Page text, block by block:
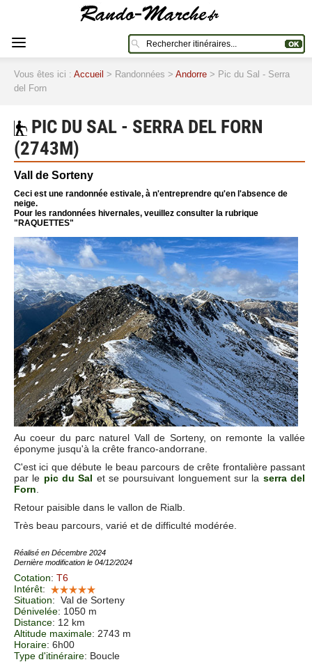
Vous êtes ici : Accueil > Randonnées > Andorre > Pic du Sal - Serra
del Forn
PIC DU SAL - SERRA DEL FORN
(2743M)
Vall de Sorteny
Ceci est une randonnée estivale, à n'entreprendre qu'en l'absence de
neige.
Pour les randonnées hivernales, veuillez consulter la rubrique
"RAQUETTES"
Au coeur du parc naturel Vall de Sorteny, on remonte la vallée
éponyme jusqu'à la crête franco-andorrane.
C'est ici que débute le beau parcours de crête frontalière passant
par le pic du Sal et se poursuivant longuement sur la serra del
Forn
Retour paisible dans le vallon de Rialb.
Très beau parcours, varié et de difficulté modérée.
Réalisé en Décembre 2024
Dernière modification le 04/12/2024
Cotation: T6
Intérêt:
Situation: Val de Sorteny
Dénivelée: 1050 m
Distance: 12 km
Altitude maximale: 2743 m
Horaire: 6h00
Type d'itinéraire: Boucle